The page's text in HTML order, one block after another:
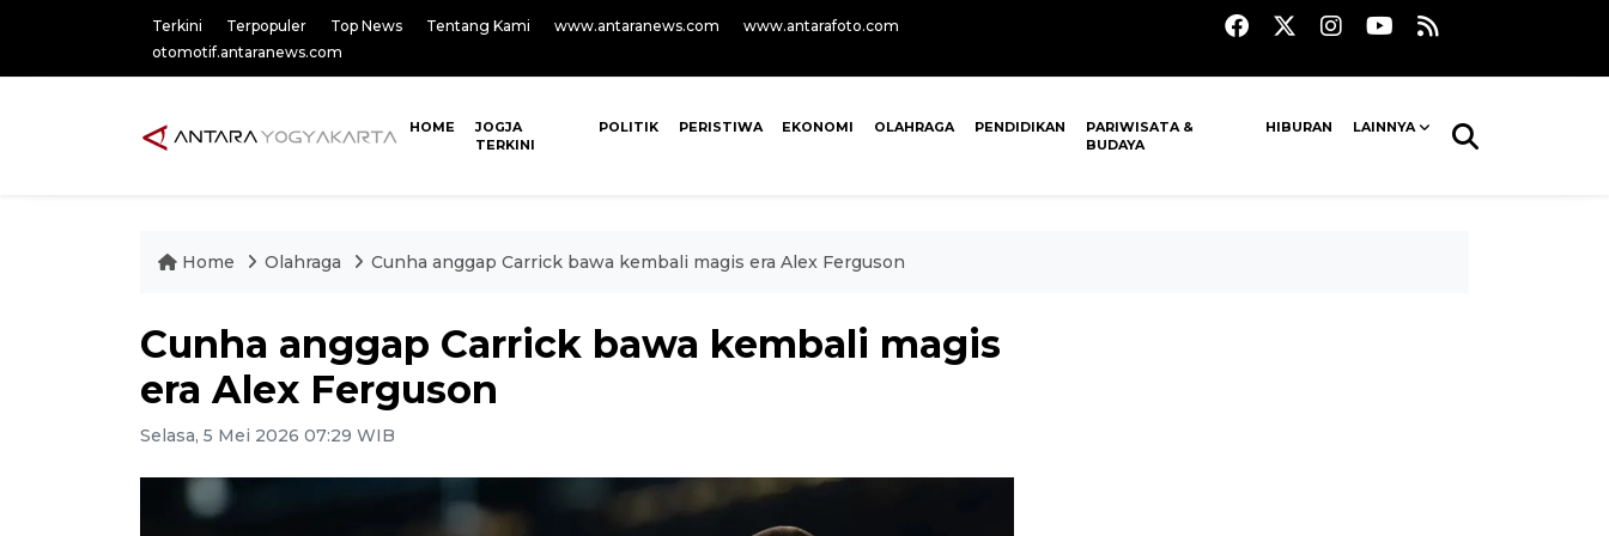
Terkini Terpopuler Top News Tentang Kami www.antaranews.com
www.antarafoto.com
otomotif.antaranews.com
HOME
JOGJA
TERKINI
POLITIK PERISTIWA EKONOMI OLAHRAGA PENDIDIKAN
PARIWISATA &
BUDAYA
HIBURAN LAINNYA
Home Olahraga Cunha anggap Carrick bawa kembali magis era Alex Ferguson
Cunha anggap Carrick bawa kembali magis
era Alex Ferguson
Selasa, 5 Mei 2026 07:29 WIB